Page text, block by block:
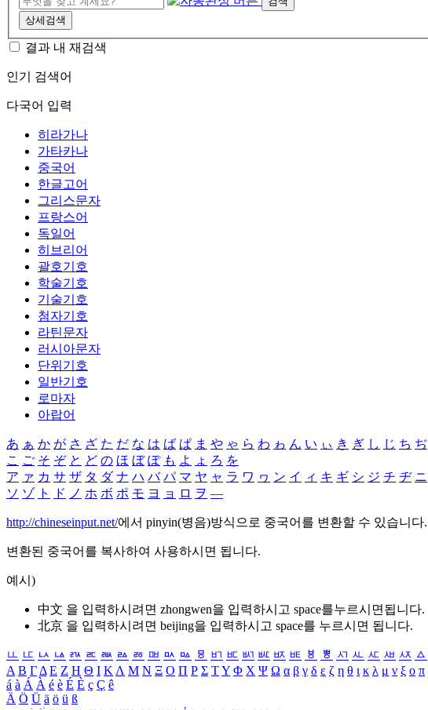
상세검색
결과 내 재검색
인기 검색어
다국어 입력
히라가나
가타카나
중국어
한글고어
그리스문자
프랑스어
독일어
히브리어
괄호기호
학술기호
기술기호
첨자기호
라틴문자
러시아문자
단위기호
일반기호
로마자
아랍어
あ ぁ か が さ ざ た だ な は ば ぱ ま や ゃ ら わ ゎ ん い ぃ き ぎ し じ ち ぢ
こ ご そ ぞ と ど の ほ ぼ ぽ も よ ょ ろ を
ア ァ カ サ ザ タ ダ ナ ハ バ パ マ ヤ ャ ラ ワ ヮ ン イ ィ キ ギ シ ジ チ ヂ ニ
ソ ゾ ト ド ノ ホ ボ ポ モ ヨ ョ ロ ヲ ―
http://chineseinput.net/에서 pinyin(병음)방식으로 중국어를 변환할 수 있습니다.
변환된 중국어를 복사하여 사용하시면 됩니다.
예시)
中文 을 입력하시려면 zhongwen을 입력하시고 space를누르시면됩니다.
北京 을 입력하시려면 beijing을 입력하시고 space를 누르시면 됩니다.
ㅥ ㅦ ㅧ ㅨ ㅩ ㅪ ㅫ ㅬ ㅭ ㅮ ㅯ ㅰ ㅱ ㅲ ㅳ ㅴ ㅵ ㅶ ㅷ ㅸ ㅹ ㅺ ㅻ ㅼ ㅽ ㅾ ㅿ
Α Β ΓΔ Ε Ζ Η Θ Ι ΚΛ Μ Ν Ξ Ο Π Ρ Σ ΤΥ Φ Χ Ψ Ω α β γ δ ε ζ η θ ι κ λ μ ν ξ ο π
á à Á À é è É È ç Ç ê
Ä Ö Ü ä ö ü ß